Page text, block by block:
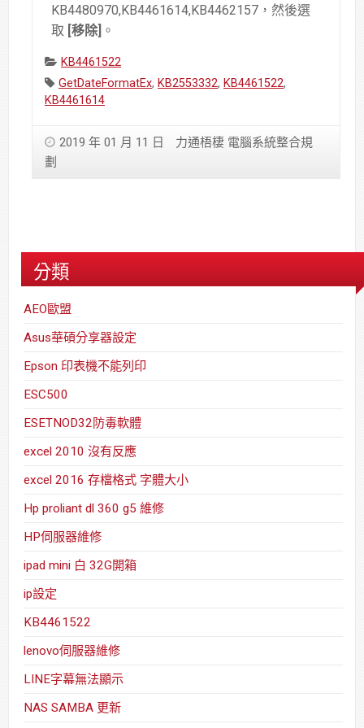
KB4480970,KB4461614,KB4462157，然後選
取 [移除] 。
Categories:
KB4461522
Tags:
GetDateFormatEx, KB2553332, KB4461522,
KB4461614
2019 年 01 月 11 日
力通梧棲 電腦系統整合規
劃
分類
AEO歐盟
Asus華碩分享器設定
Epson 印表機不能列印
ESC500
ESETNOD32防毒軟體
excel 2010 沒有反應
excel 2016 存檔格式 字體大小
Hp proliant dl 360 g5 維修
HP伺服器維修
ipad mini 白 32G開箱
ip設定
KB4461522
lenovo伺服器維修
LINE字幕無法顯示
NAS SAMBA 更新